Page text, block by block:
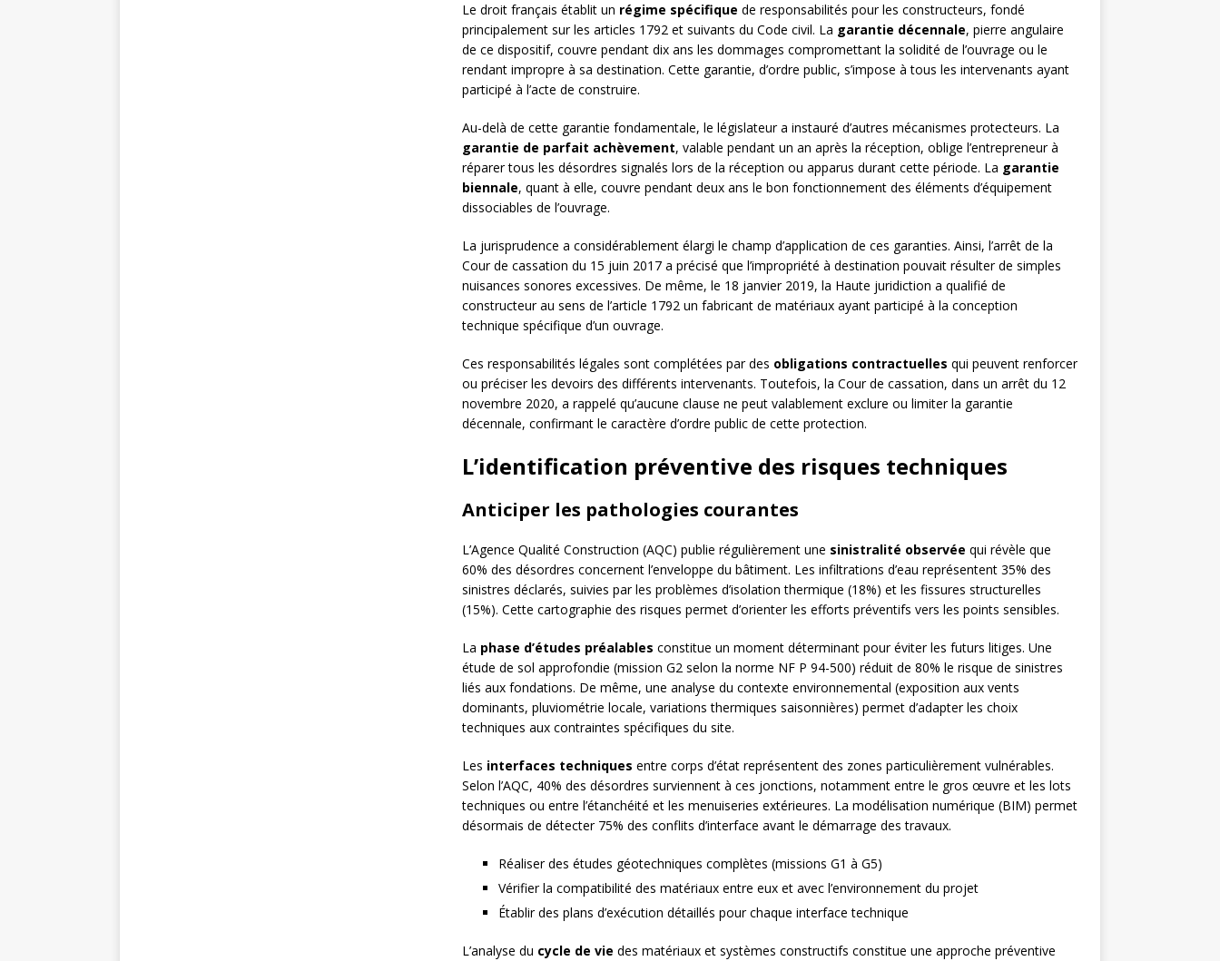
Le droit français établit un régime spécifique de responsabilités pour les constructeurs, fondé
principalement sur les articles 1792 et suivants du Code civil. La garantie décennale, pierre angulaire
de ce dispositif, couvre pendant dix ans les dommages compromettant la solidité de l’ouvrage ou le
rendant impropre à sa destination. Cette garantie, d’ordre public, s’impose à tous les intervenants ayant
participé à l’acte de construire.
Au-delà de cette garantie fondamentale, le législateur a instauré d’autres mécanismes protecteurs. La
garantie de parfait achèvement, valable pendant un an après la réception, oblige l’entrepreneur à
réparer tous les désordres signalés lors de la réception ou apparus durant cette période. La garantie
biennale, quant à elle, couvre pendant deux ans le bon fonctionnement des éléments d’équipement
dissociables de l’ouvrage.
La jurisprudence a considérablement élargi le champ d’application de ces garanties. Ainsi, l’arrêt de la
Cour de cassation du 15 juin 2017 a précisé que l’impropriété à destination pouvait résulter de simples
nuisances sonores excessives. De même, le 18 janvier 2019, la Haute juridiction a qualifié de
constructeur au sens de l’article 1792 un fabricant de matériaux ayant participé à la conception
technique spécifique d’un ouvrage.
Ces responsabilités légales sont complétées par des obligations contractuelles qui peuvent renforcer
ou préciser les devoirs des différents intervenants. Toutefois, la Cour de cassation, dans un arrêt du 12
novembre 2020, a rappelé qu’aucune clause ne peut valablement exclure ou limiter la garantie
décennale, confirmant le caractère d’ordre public de cette protection.
L’identification préventive des risques techniques
Anticiper les pathologies courantes
L’Agence Qualité Construction (AQC) publie régulièrement une sinistralité observée qui révèle que
60% des désordres concernent l’enveloppe du bâtiment. Les infiltrations d’eau représentent 35% des
sinistres déclarés, suivies par les problèmes d’isolation thermique (18%) et les fissures structurelles
(15%). Cette cartographie des risques permet d’orienter les efforts préventifs vers les points sensibles.
La phase d’études préalables constitue un moment déterminant pour éviter les futurs litiges. Une
étude de sol approfondie (mission G2 selon la norme NF P 94-500) réduit de 80% le risque de sinistres
liés aux fondations. De même, une analyse du contexte environnemental (exposition aux vents
dominants, pluviométrie locale, variations thermiques saisonnières) permet d’adapter les choix
techniques aux contraintes spécifiques du site.
Les interfaces techniques entre corps d’état représentent des zones particulièrement vulnérables.
Selon l’AQC, 40% des désordres surviennent à ces jonctions, notamment entre le gros œuvre et les lots
techniques ou entre l’étanchéité et les menuiseries extérieures. La modélisation numérique (BIM) permet
désormais de détecter 75% des conflits d’interface avant le démarrage des travaux.
Réaliser des études géotechniques complètes (missions G1 à G5)
Vérifier la compatibilité des matériaux entre eux et avec l’environnement du projet
Établir des plans d’exécution détaillés pour chaque interface technique
L’analyse du cycle de vie des matériaux et systèmes constructifs constitue une approche préventive